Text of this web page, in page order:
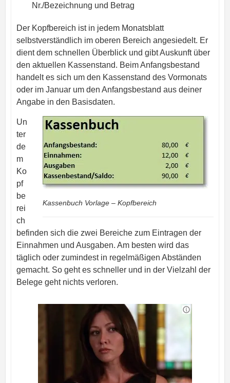
Nr./Bezeichnung und Betrag
Der Kopfbereich ist in jedem Monatsblatt
selbstverständlich im oberen Bereich angesiedelt. Er
dient dem schnellen Überblick und gibt Auskunft über
den aktuellen Kassenstand. Beim Anfangsbestand
handelt es sich um den Kassenstand des Vormonats
oder im Januar um den Anfangsbestand aus deiner
Angabe in den Basisdaten.
Kassenbuch Vorlage – Kopfbereich
Un
ter
de
m
Ko
pf
be
rei
ch
befinden sich die zwei Bereiche zum Eintragen der
Einnahmen und Ausgaben. Am besten wird das
täglich oder zumindest in regelmäßigen Abständen
gemacht. So geht es schneller und in der Vielzahl der
Belege geht nichts verloren.